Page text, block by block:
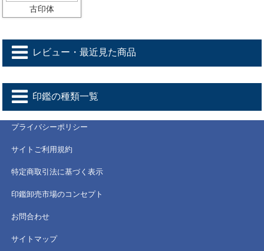
古印体
レビュー・最近見た商品
印鑑の種類一覧
プライバシーポリシー
サイトご利用規約
特定商取引法に基づく表示
印鑑卸売市場のコンセプト
お問合わせ
サイトマップ